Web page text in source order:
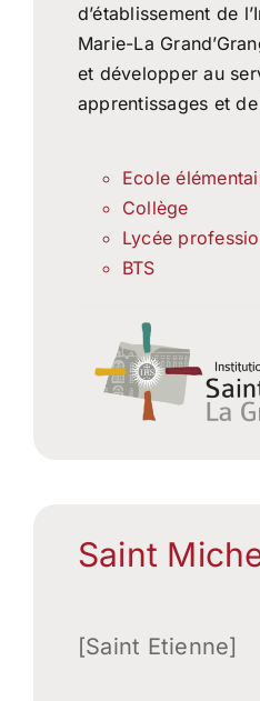
d’établissement de
Marie-La
et développer au
apprentissages et
Ecole
Collège
Lycée
BTS
Saint
[Saint Etienne]